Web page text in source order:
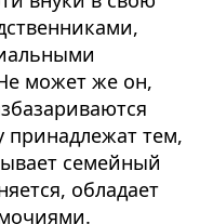
может же он,
принадлежат тем,
семейный
обладает